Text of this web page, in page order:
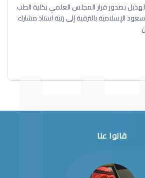
بصدور قرار المجلس العلمي بكلية الطب
الإسلامية بالترقية إلى رتبة استاذ مشارك
قالوا عنا